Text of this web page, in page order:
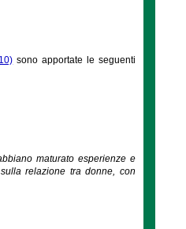
sono apportate le seguenti
maturato esperienze e
relazione tra donne, con